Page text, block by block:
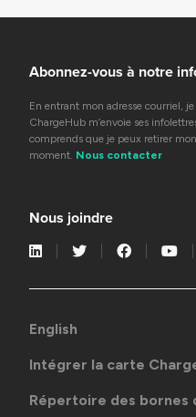
Abonnez-vous à notre
En entrant mon adresse courriel,
ChargeHub m’envoie ses
comprends que je peux retirer
moment. Nous contacter
Nous joindre
English
Intégrer la carte
Répertoire des bornes